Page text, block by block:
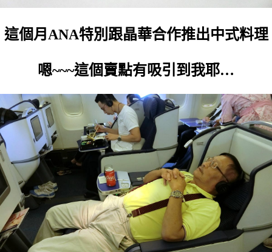
這個月ANA特別跟晶華合作推出中式料理
嗯~~~這個賣點有吸引到我耶…